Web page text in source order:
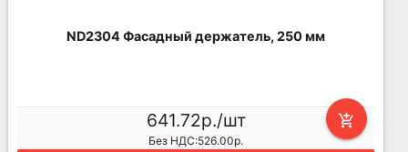
ND2304 Фасадный держатель, 250 мм
add_shopping_cart
641.72р./шт
Без НДС:526.00р.